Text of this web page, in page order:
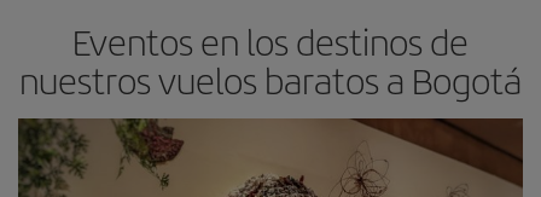
Eventos en los destinos de
nuestros vuelos baratos a Bogotá